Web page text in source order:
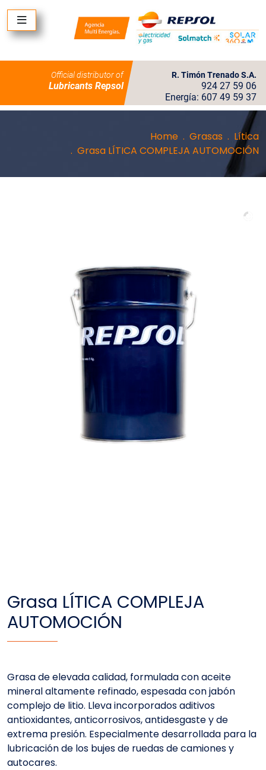
Official distributor of
Lubricants Repsol
R. Timón Trenado S.A.
924 27 59 06
Energía: 607 49 59 37
Home Grasas
Lítica
Grasa LÍTICA COMPLEJA AUTOMOCIÓN
Grasa LÍTICA COMPLEJA
AUTOMOCIÓN
Grasa de elevada calidad, formulada con aceite
mineral altamente refinado, espesada con jabón
complejo de litio. Lleva incorporados aditivos
antioxidantes, anticorrosivos, antidesgaste y de
extrema presión. Especialmente desarrollada para la
lubricación de los bujes de ruedas de camiones y
autocares.